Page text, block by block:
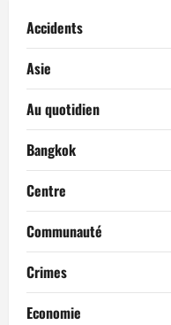
baisse
des
aides
Accidents
Asie
Au quotidien
Bangkok
Centre
Communauté
Crimes
Economie